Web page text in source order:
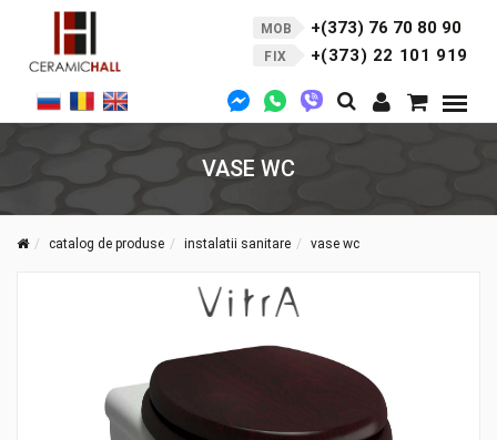
MOB +(373) 76 70 80 90
FIX +(373) 22 101 919
VASE WC
catalog de produse instalatii sanitare vase wc